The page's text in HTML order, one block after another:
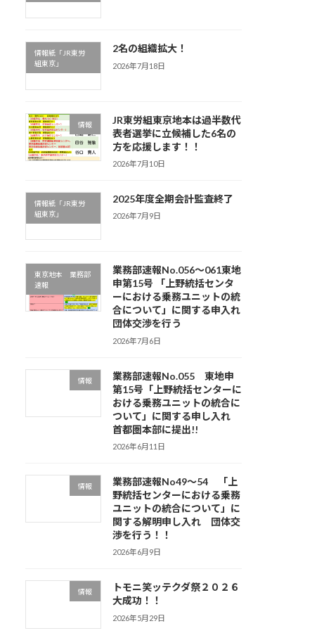
情報紙「JR東労
組東京」
2名の組織拡大！
2026年7月18日
情報
JR東労組東京地本は過半数代
表者選挙に立候補した6名の
方を応援します！！
2026年7月10日
情報紙「JR東労
組東京」
2025年度全期会計監査終了
2026年7月9日
東京地本 業務部
速報
業務部速報No.056～061東地
申第15号 「上野統括センタ
ーにおける乗務ユニットの統
合について」に関する申入れ
団体交渉を行う
2026年7月6日
情報
業務部速報No.055 東地申
第15号「上野統括センターに
おける乗務ユニットの統合に
ついて」に関する申し入れ
首都圏本部に提出!!
2026年6月11日
情報
業務部速報No49～54 「上
野統括センターにおける乗務
ユニットの統合について」に
関する解明申し入れ 団体交
渉を行う！！
2026年6月9日
情報
トモニ笑ッテクダ祭２０２６
大成功！！
2026年5月29日